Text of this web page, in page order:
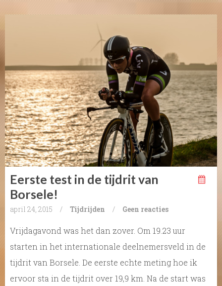
Eerste test in de tijdrit van
Borsele!
april 24, 2015 / Tijdrijden / Geen reacties
Vrijdagavond was het dan zover. Om 19.23 uur
starten in het internationale deelnemersveld in de
tijdrit van Borsele. De eerste echte meting hoe ik
ervoor sta in de tijdrit over 19,9 km. Na de start was